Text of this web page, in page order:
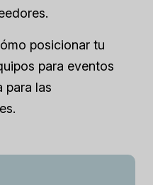
posicionar tu
para eventos
para las